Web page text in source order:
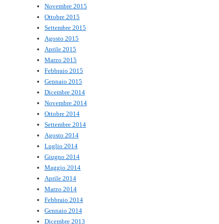
Novembre 2015
Ottobre 2015
Settembre 2015
Agosto 2015
Aprile 2015
Marzo 2015
Febbraio 2015
Gennaio 2015
Dicembre 2014
Novembre 2014
Ottobre 2014
Settembre 2014
Agosto 2014
Luglio 2014
Giugno 2014
Maggio 2014
Aprile 2014
Marzo 2014
Febbraio 2014
Gennaio 2014
Dicembre 2013